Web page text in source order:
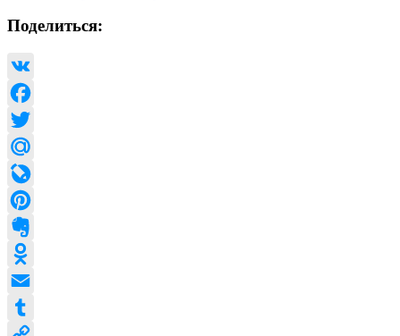
Поделиться:
VK
Facebook
Twitter
Mail.Ru
LiveJournal
Pinterest
Evernote
Odnoklassniki
Email